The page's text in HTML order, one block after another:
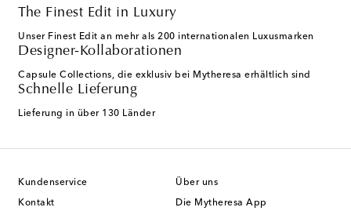
The Finest Edit in Luxury
Unser Finest Edit an mehr als 200 internationalen Luxusmarken
Designer-Kollaborationen
Capsule Collections, die exklusiv bei Mytheresa erhältlich sind
Schnelle Lieferung
Lieferung in über 130 Länder
Kundenservice
Kontakt
Über uns
Die Mytheresa App